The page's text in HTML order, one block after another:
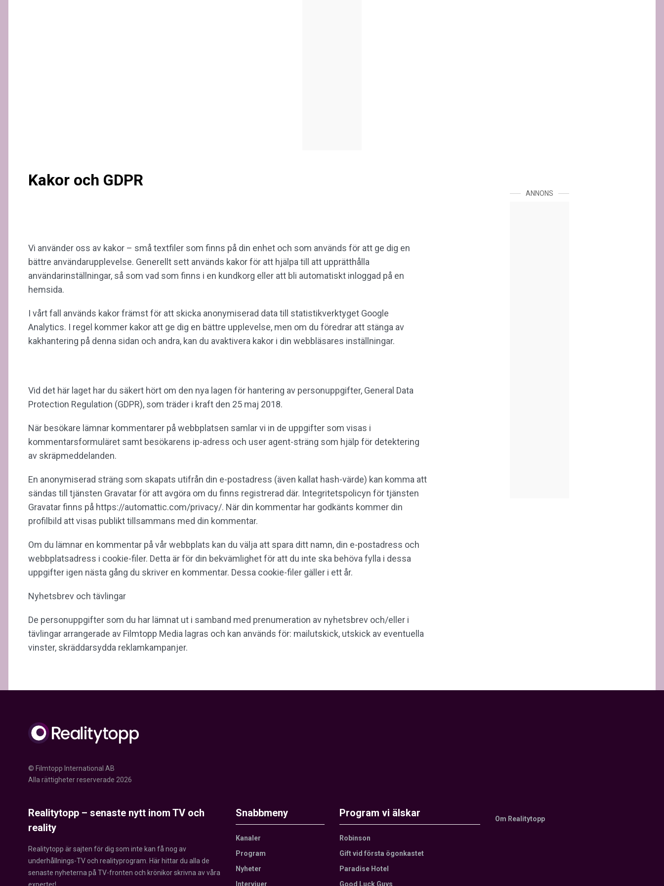
Kakor och GDPR
Vi använder oss av kakor – små textfiler som finns på din enhet och som används för att ge dig en
bättre användarupplevelse. Generellt sett används kakor för att hjälpa till att upprätthålla
användarinställningar, så som vad som finns i en kundkorg eller att bli automatiskt inloggad på en
hemsida.
I vårt fall används kakor främst för att skicka anonymiserad data till statistikverktyget Google
Analytics. I regel kommer kakor att ge dig en bättre upplevelse, men om du föredrar att stänga av
kakhantering på denna sidan och andra, kan du avaktivera kakor i din webbläsares inställningar.
Vid det här laget har du säkert hört om den nya lagen för hantering av personuppgifter, General Data
Protection Regulation (GDPR), som träder i kraft den 25 maj 2018.
När besökare lämnar kommentarer på webbplatsen samlar vi in de uppgifter som visas i
kommentarsformuläret samt besökarens ip-adress och user agent-sträng som hjälp för detektering
av skräpmeddelanden.
En anonymiserad sträng som skapats utifrån din e-postadress (även kallat hash-värde) kan komma att
sändas till tjänsten Gravatar för att avgöra om du finns registrerad där. Integritetspolicyn för tjänsten
Gravatar finns på https://automattic.com/privacy/. När din kommentar har godkänts kommer din
profilbild att visas publikt tillsammans med din kommentar.
Om du lämnar en kommentar på vår webbplats kan du välja att spara ditt namn, din e-postadress och
webbplatsadress i cookie-filer. Detta är för din bekvämlighet för att du inte ska behöva fylla i dessa
uppgifter igen nästa gång du skriver en kommentar. Dessa cookie-filer gäller i ett år.
Nyhetsbrev och tävlingar
De personuppgifter som du har lämnat ut i samband med prenumeration av nyhetsbrev och/eller i
tävlingar arrangerade av Filmtopp Media lagras och kan används för: mailutskick, utskick av eventuella
vinster, skräddarsydda reklamkampanjer.
ANNONS
© Filmtopp International AB
Alla rättigheter reserverade 2026
Realitytopp – senaste nytt inom TV och
reality
Realitytopp är sajten för dig som inte kan få nog av
underhållnings-TV och realityprogram. Här hittar du alla de
senaste nyheterna på TV-fronten och krönikor skrivna av våra
experter!
Snabbmeny
Kanaler
Program
Nyheter
Intervjuer
Program vi älskar
Robinson
Gift vid första ögonkastet
Paradise Hotel
Good Luck Guys
Om Realitytopp